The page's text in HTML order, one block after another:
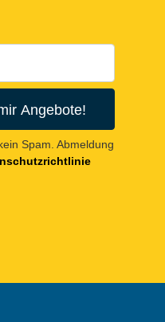
Angebote!
Spam. Abmeldung